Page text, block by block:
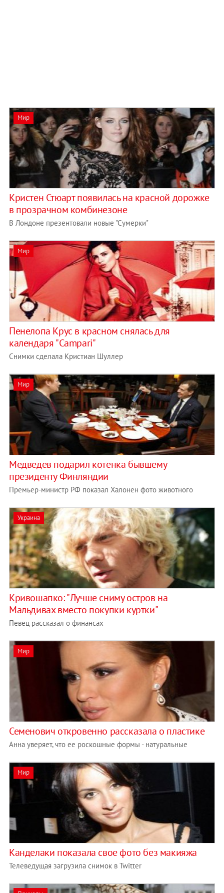
Мир
Кристен Стюарт появилась на красной дорожке
в прозрачном комбинезоне
В Лондоне презентовали новые "Сумерки"
Мир
Пенелопа Крус в красном снялась для
календаря "Campari"
Снимки сделала Кристиан Шуллер
Мир
Медведев подарил котенка бывшему
президенту Финляндии
Премьер-министр РФ показал Халонен фото животного
Украина
Кривошапко: "Лучше сниму остров на
Мальдивах вместо покупки куртки"
Певец рассказал о финансах
Мир
Семенович откровенно рассказала о пластике
Анна уверяет, что ее роскошные формы - натуральные
Мир
Канделаки показала свое фото без макияжа
Телеведущая загрузила снимок в Twitter